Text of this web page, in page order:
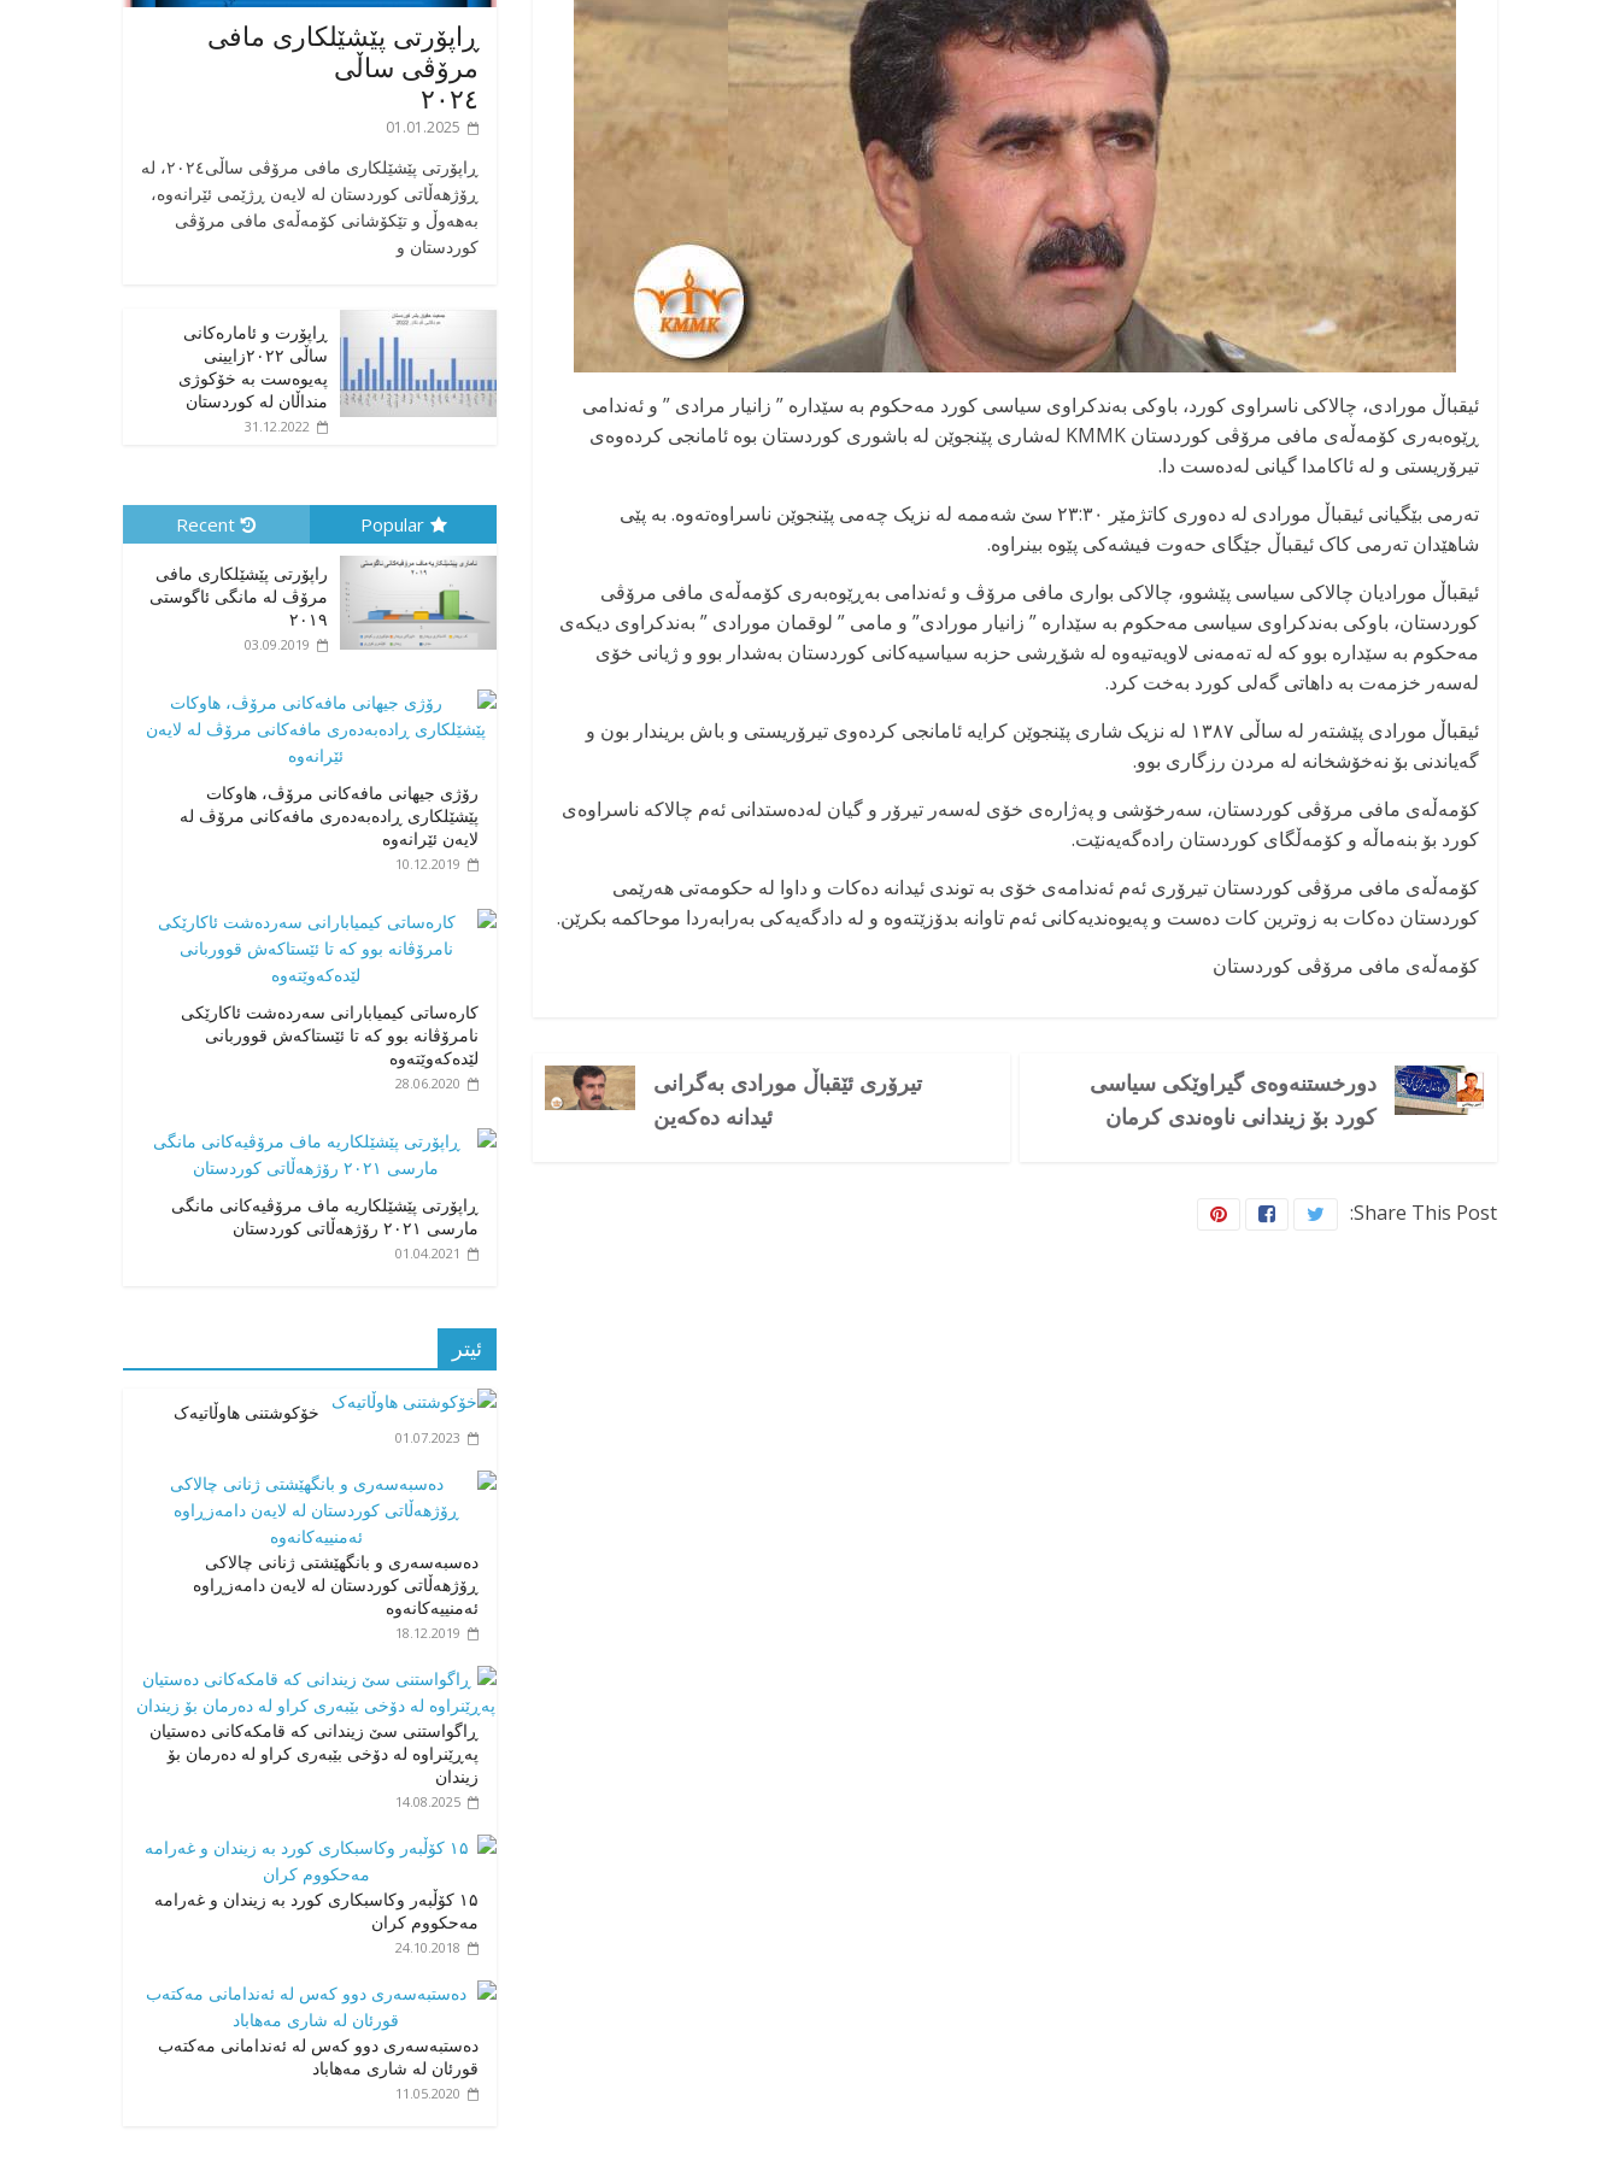
ئیقباڵ مورادی، چالاکی ناسراوی کورد، باوکی بەندکراوی سیاسی کورد مەحکوم بە سێدارە ” زانیار مرادی ” و ئەندامی
ڕێوەبەری کۆمەڵەی مافی مرۆڤی کوردستان KMMK لەشاری پێنجوێن لە باشوری کوردستان بوە ئامانجی کردەوەی
تیرۆریستی و لە ئاکامدا گیانی لەدەست دا.
تەرمی بێگیانی ئیقباڵ مورادی لە دەوری کاتژمێر ۲۳:۳۰ سێ شەممە لە نزیک چەمی پێنجوێن ناسراوەتەوە. بە پێی
شاهێدان تەرمی کاک ئیقباڵ جێگای حەوت فیشەکی پێوە بینراوە.
ئیقباڵ مورادیان چالاکی سیاسی پێشوو، چالاکی بواری مافی مرۆڤ و ئەندامی بەڕێوەبەری کۆمەڵەی مافی مرۆڤی
کوردستان، باوکی بەندکراوی سیاسی مەحکوم بە سێدارە ” زانیار مورادی” و مامی ” لوقمان مورادی ” بەندکراوی دیکەی
مەحکوم بە سێدارە بوو کە لە تەمەنی لاویەتیەوە لە شۆڕشی حزبە سیاسیەکانی کوردستان بەشدار بوو و ژیانی خۆی
لەسەر خزمەت بە داهاتی گەلی کورد بەخت کرد.
ئیقباڵ مورادی پێشتەر لە ساڵی ۱۳۸۷ لە نزیک شاری پێنجوێن کرایە ئامانجی کردەوی تیرۆریستی و باش بریندار بون و
گەیاندنی بۆ نەخۆشخانە لە مردن رزگاری بوو.
کۆمەڵەی مافی مرۆڤی کوردستان، سەرخۆشی و پەژارەی خۆی لەسەر تیرۆر و گیان لەدەستدانی ئەم چالاکە ناسراوەی
کورد بۆ بنەماڵە و کۆمەڵگای کوردستان رادەگەیەنێت.
کۆمەڵەی مافی مرۆڤی کوردستان تیرۆری ئەم ئەندامەی خۆی بە توندی ئیدانە دەکات و داوا لە حکومەتی هەرێمی
کوردستان دەکات بە زوترین کات دەست و پەیوەندیەکانی ئەم تاوانە بدۆزێتەوە و لە دادگەیەکی بەرابەردا موحاکمە بکرێن.
کۆمەڵەی مافی مرۆڤی کوردستان
دورخستنەوەی گیراوێکی سیاسی
کورد بۆ زیندانی ناوەندی کرمان
تیرۆری ئێقباڵ مورادی بەگرانی
ئیدانە دەکەین
Share This Post:
ڕاپۆرتی پێشێلکاری مافی
مرۆڤی ساڵی
٢٠٢٤
01.01.2025
‎ڕاپۆرتی پێشێلکاری مافی مرۆڤی ساڵی٢٠٢٤، له
ڕۆژهەڵاتی کوردستان له لایەن ڕژێمی ئێرانەوە،
بە‎هەوڵ و تێکۆشانی کۆمەڵەی مافی مرۆڤی
کوردستان و
ڕاپۆرت و ئامارەکانی
ساڵی ٢٠٢٢زایینی
پەیوەست بە خۆکوژی
منداڵان لە کوردستان
31.12.2022
Popular
Recent
راپۆرتی پێشێلكاری مافی
مرۆڤ له‌ مانگی ئاگوستی
٢٠١٩
03.09.2019
رۆژی جیهانی مافەکانی مرۆڤ، هاوکات
پێشێلکاری ڕادەبەدەری مافەکانی مرۆڤ لە
لایەن ئێرانەوە
10.12.2019
کارەساتی کیمیابارانی سەردەشت ئاکارێکی
نامرۆڤانە بوو کە تا ئێستاکەش قووربانی
لێدەکەوێتەوە
28.06.2020
ڕاپۆرتی پێشێلکاریە ماف مرۆڤیەکانی مانگی
مارسی ٢٠٢١ رۆژهەڵاتی کوردستان
01.04.2021
ئیتر
خۆکوشتنی هاوڵاتیەک
01.07.2023
دەسبەسەری و بانگهێشتی ژنانی چالاکی
ڕۆژهەڵاتی کوردستان لە لایەن دامەزڕاوە
ئەمنییەکانەوە
18.12.2019
ڕاگواستنی سێ زیندانی کە قامکەکانی دەستیان
پەڕێنراوە لە دۆخی بێبەری کراو لە دەرمان بۆ
زیندان
14.08.2025
۱۵ کۆڵبەر وکاسبکاری کورد بە زیندان و غەرامە
مەحکووم کران
24.10.2018
دەستبەسەری دوو کەس لە ئەندامانی مەکتەب
قورئان لە شاری مەهاباد
11.05.2020